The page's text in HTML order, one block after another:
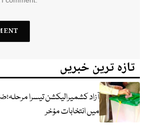
تازہ ترین خبریں
آزاد کشمیرالیکشن تیسرا
میں انتخابات مؤخر